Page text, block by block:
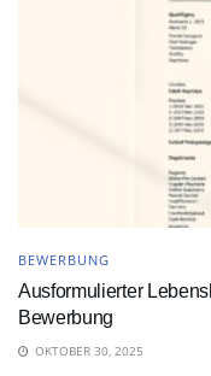
BEWERBUNG
Ausformulierter
Bewerbung
OKTOBER 30, 2025